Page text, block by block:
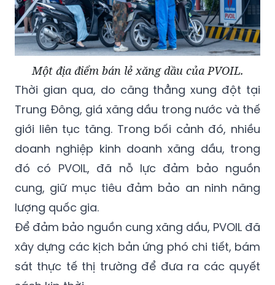
Một địa điểm bán lẻ xăng dầu của PVOIL.
Thời gian qua, do căng thẳng xung đột tại
Trung Đông, giá xăng dầu trong nước và thế
giới liên tục tăng. Trong bối cảnh đó, nhiều
doanh nghiệp kinh doanh xăng dầu, trong
đó có PVOIL, đã nỗ lực đảm bảo nguồn
cung, giữ mục tiêu đảm bảo an ninh năng
lượng quốc gia.
Để đảm bảo nguồn cung xăng dầu, PVOIL đã
xây dựng các kịch bản ứng phó chi tiết, bám
sát thực tế thị trường để đưa ra các quyết